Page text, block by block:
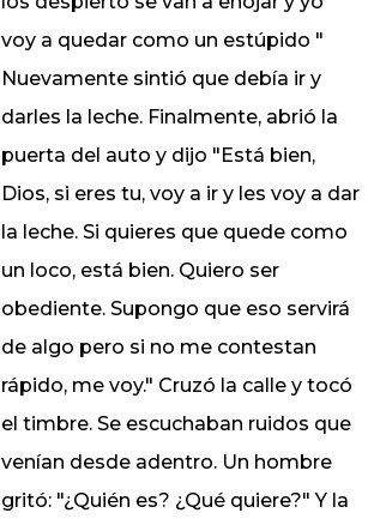
voy a quedar como un estúpido "
Nuevamente sintió que debía ir y
darles la leche. Finalmente, abrió la
puerta del auto y dijo "Está bien,
Dios, si eres tu, voy a ir y les voy a dar
la leche. Si quieres que quede como
un loco, está bien. Quiero ser
obediente. Supongo que eso servirá
de algo pero si no me contestan
rápido, me voy." Cruzó la calle y tocó
el timbre. Se escuchaban ruidos que
venían desde adentro. Un hombre
gritó: "¿Quién es? ¿Qué quiere?" Y la